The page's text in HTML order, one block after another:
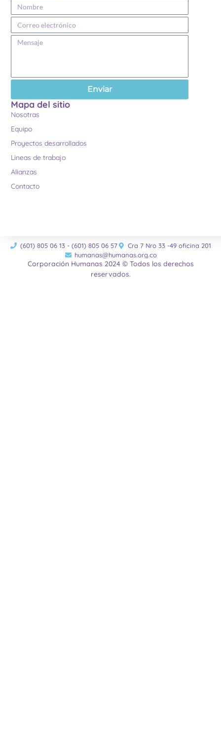
Enviar
Mapa del sitio
Nosotras
Equipo
Proyectos desarrollados
Lineas de trabajo
Alianzas
Contacto
(601) 805 06 13 - (601) 805 06 57
Cra 7 Nro 33 -49 oficina 201
humanas@humanas.org.co
Corporación Humanas 2024 © Todos los derechos
reservados.